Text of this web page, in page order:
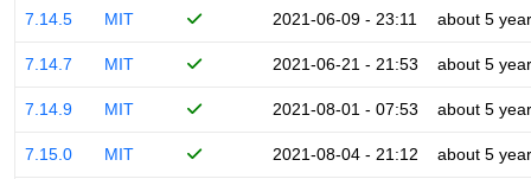
7.14.5 MIT 2021-06-09 - 23:11 about 5
7.14.7 MIT 2021-06-21 - 21:53 about 5
7.14.9 MIT 2021-08-01 - 07:53 about 5
7.15.0 MIT 2021-08-04 - 21:12 about 5